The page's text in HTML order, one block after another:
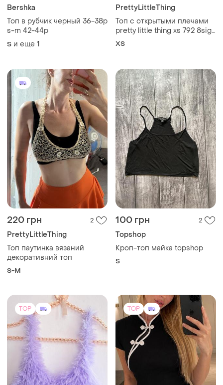
Bershka
Топ в рубчик черный 36-38р
s-m 42-44р
S и еще 1
PrettyLittleThing
Топ с открытыми плечами
pretty little thing xs 792 8sign
42
ХS
220 грн 2
PrettyLittleThing
Топ паутинка вязаний
декоративний топ
S-M
100 грн 2
Topshop
Кроп-топ майка topshop
S
TOP TOP